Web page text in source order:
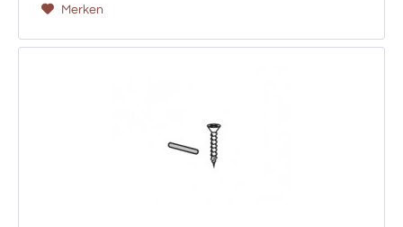
Merken